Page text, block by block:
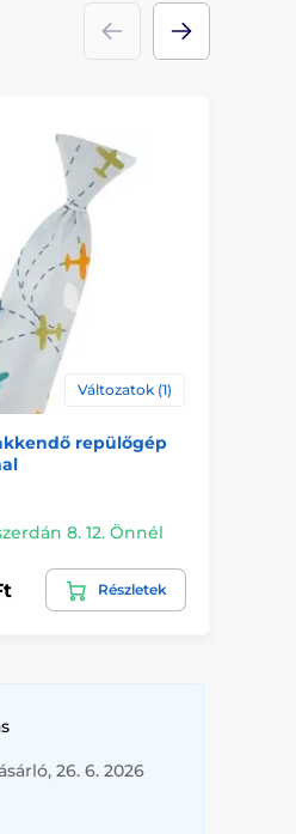
Változatok (1)
repülőgép
8. 12. Önnél
Részletek
26. 6. 2026